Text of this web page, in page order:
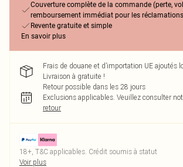
Couverture complète de la commande (perte,
remboursement immédiat pour les
Revente gratuite et simple
En savoir plus
Frais de douane et d’importation UE ajoutés
Livraison à gratuite !
Retour possible dans les 28 jours
Exclusions applicables. Veuillez consulter
retour
18+, T&C applicables. Crédit soumis à statut
Voir plus